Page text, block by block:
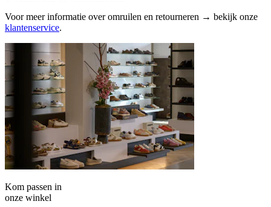
Voor meer informatie over omruilen en retourneren → bekijk onze
klantenservice.
Kom passen in
onze winkel